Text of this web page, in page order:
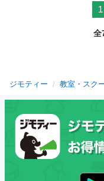
1
全
ジモティー 教室・スク